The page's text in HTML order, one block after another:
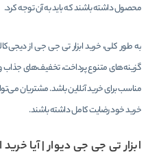
محصول داشته باشند که باید به آن توجه کرد.
به طور کلی، خرید ابزار تی جی جی از
گزینه‌های متنوع پرداخت، تخفیف‌های
مناسب برای خرید آنلاین باشد. مشتریان
خرید خود رضایت کامل داشته باشند.
ابزار تی جی جی دیوار | آیا